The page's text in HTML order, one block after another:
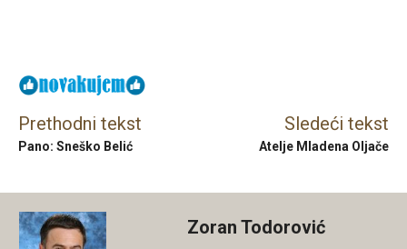
Prethodni tekst
Pano: Sneško Belić
Sledeći tekst
Atelje Mladena Oljače
Zoran Todorović